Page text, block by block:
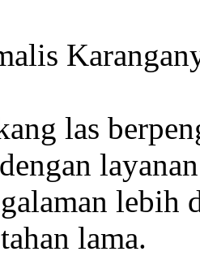
las
lebih
lama.